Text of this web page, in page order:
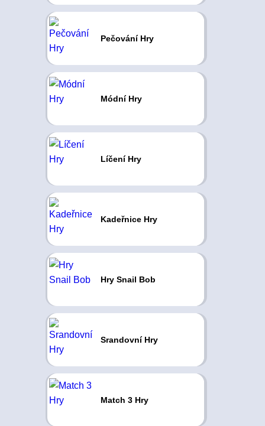
Pečování Hry
Módní Hry
Líčení Hry
Kadeřnice Hry
Hry Snail Bob
Srandovní Hry
Match 3 Hry